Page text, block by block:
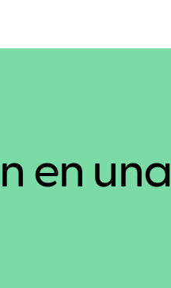
en una